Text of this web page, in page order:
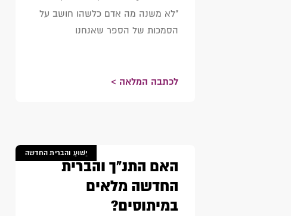
"לא משנה מה אדם כלשהו חושב על
הסמכות של הספר שאנחנו
לכתבה המלאה >
יֵשׁוּעַ והברית החדשה
האם התנ"ך והברית
החדשה מלאים
במיתוסים?